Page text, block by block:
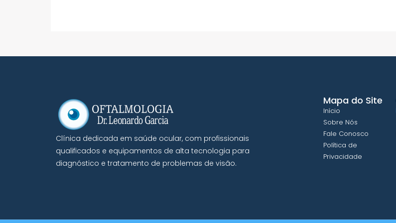
Clínica dedicada em saúde ocular, com profissionais
qualificados e equipamentos de alta tecnologia para
diagnóstico e tratamento de problemas de visão.
Mapa do Site
Início
Sobre Nós
Fale Conosco
Política de
Privacidade